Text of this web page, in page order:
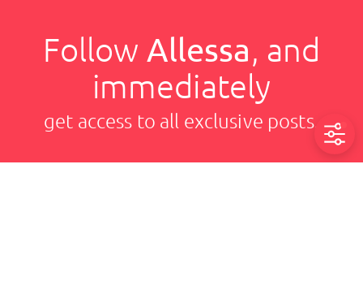
Follow Allessa, and
immediately
get access to all exclusive posts.